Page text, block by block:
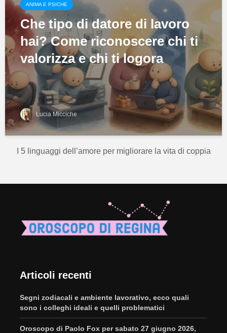
ANIMA E PSICHE
Che tipo di datore di lavoro
hai? Come riconoscere chi ti
valorizza e chi ti logora
Lucia Micciche
I 5 linguaggi dell’amore per migliorare la vita di coppia
Articoli recenti
Segni zodiacali e ambiente lavorativo, ecco quali
sono i colleghi ideali e quelli problematici
Oroscopo di Paolo Fox per sabato 27 giugno 2026,